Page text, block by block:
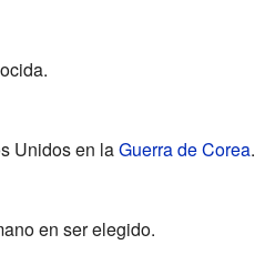
Unidos en laGuerra de Corea.
en ser elegido.